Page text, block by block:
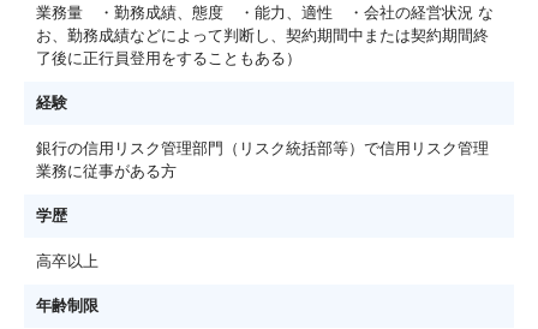
業務量 ・勤務成績、態度 ・能力、適性 ・会社の経営状況 な
お、勤務成績などによって判断し、契約期間中または契約期間終
了後に正行員登用をすることもある）
経験
銀行の信用リスク管理部門（リスク統括部等）で信用リスク管理
業務に従事がある方
学歴
高卒以上
年齢制限